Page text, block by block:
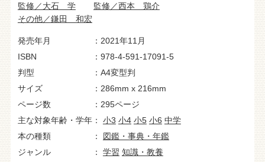
監修／大石 学
監修／西本 鶏介
その他／鎌田 和宏
発売年月
2021年11月
ISBN
978-4-591-17091-5
判型
A4変型判
サイズ
286mm x 216mm
ページ数
295ページ
主な対象年齢・学年
小3 小4 小5 小6 中学
本の種類
図鑑・事典・年鑑
ジャンル
学習 知識・教養